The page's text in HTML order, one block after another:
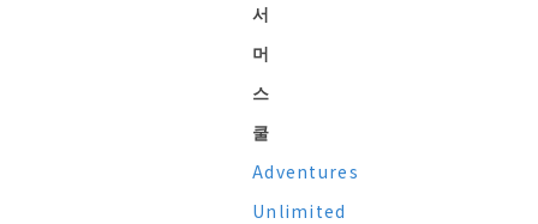
서
머
스
쿨
Adventures
Unlimited